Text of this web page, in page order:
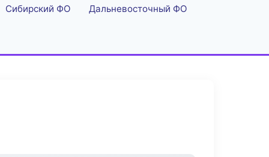
Сибирский ФО Дальневосточный ФО